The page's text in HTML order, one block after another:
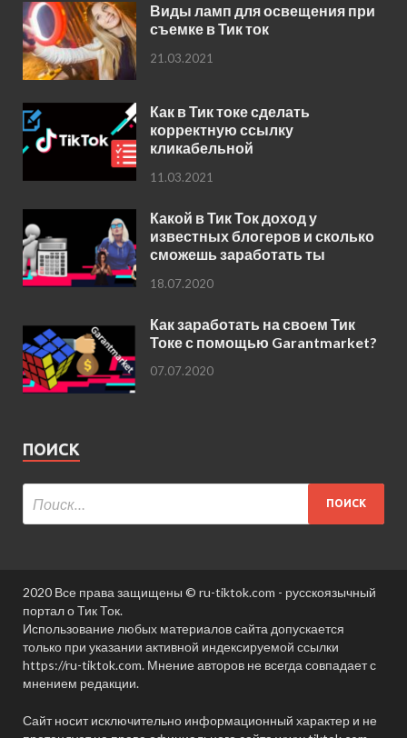
Виды ламп для освещения при
съемке в Тик ток
21.03.2021
Как в Тик токе сделать
корректную ссылку
кликабельной
11.03.2021
Какой в Тик Ток доход у
известных блогеров и сколько
сможешь заработать ты
18.07.2020
Как заработать на своем Тик
Токе с помощью Garantmarket?
07.07.2020
ПОИСК
2020 Все права защищены © ru-tiktok.com - русскоязычный
портал о Тик Ток.
Использование любых материалов сайта допускается
только при указании активной индексируемой ссылки
https://ru-tiktok.com. Мнение авторов не всегда совпадает с
мнением редакции.
Сайт носит исключительно информационный характер и не